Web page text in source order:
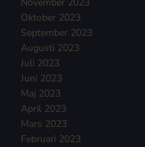
November 2023
Oktober 2023
September 2023
Augusti 2023
Juli 2023
Juni 2023
Maj 2023
April 2023
Mars 2023
Februari 2023